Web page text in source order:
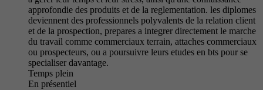
approfondie des produits et de la reglementation. les diplomes
deviennent des professionnels polyvalents de la relation client
et de la prospection, prepares a integrer directement le marche
du travail comme commerciaux terrain, attaches commerciaux
ou prospecteurs, ou a poursuivre leurs etudes en bts pour se
specialiser davantage.
Temps plein
En présentiel